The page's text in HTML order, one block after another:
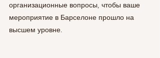
организационные вопросы, чтобы ваше
мероприятие в Барселоне прошло на
высшем уровне.